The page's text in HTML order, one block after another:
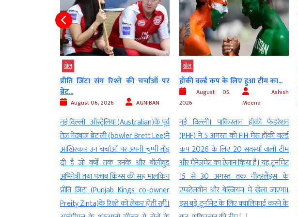
खेल
प्रीति जिंटा संग रिश्ते की चर्चाओं पर
ब्रेट...
August 06, 2026 AGNIBAN
नई दिल्ली। ऑस्ट्रेलिया (Australian)के पूर्व
तेज गेंदबाज ब्रेट ली (bowler Brett Lee)ने
आखिरकार उन चर्चाओं पर अपनी चुप्पी तोड़
दी है जो वर्षों तक उनके और बॉलीवुड
अभिनेत्री तथा पंजाब किंग्स की सह मालकिन
प्रीति जिंटा (Punjab Kings co-owner
Preity Zinta)के रिश्ते को लेकर होती रहीं।
खेल
हॉकी वर्ल्ड कप के लिए हुआ टीम का...
August 05,
2026
Ashish
Meena
नई दिल्ली। पाकिस्तान हॉकी फेडरेशन
(PHF) ने 5 अगस्त को FIH मेंस हॉकी वर्ल्ड
कप 2026 के लिए 20 सदस्यों वाली टीम
और मैनेजमेंट का ऐलान किया है। यह टूर्नामेंट
15 से 30 अगस्त तक नीदरलैंड्स के
एम्स्टेलवीन और बेल्जियम में खेला जाएगा।
इस बड़े टूर्नामेंट के लिए क्वालिफाई करने के